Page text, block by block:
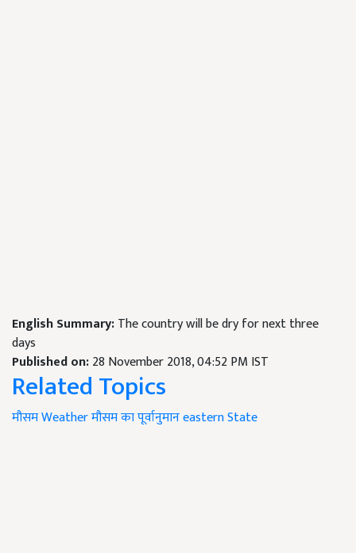
English Summary:The country will be dry for next three
days
Published on:28 November 2018, 04:52 PM IST
Related Topics
मौसमWeatherमौसम का पूर्वानुमानeastern State